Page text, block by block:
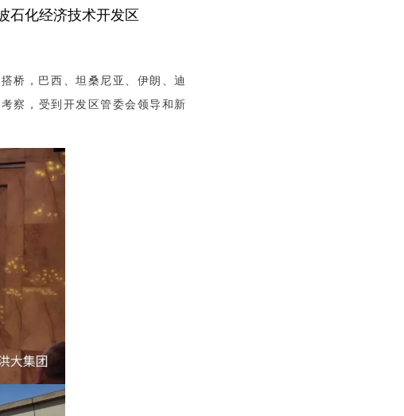
石化经济技术开发区
桥，巴西、坦桑尼亚、伊朗、迪
察，受到开发区管委会领导和新